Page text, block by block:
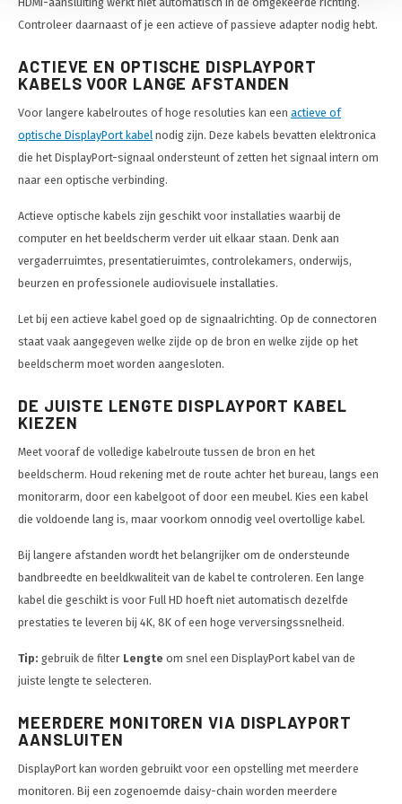
Controleer daarnaast of je een actieve of passieve adapter nodig hebt.
ACTIEVE EN OPTISCHE DISPLAYPORT
KABELS VOOR LANGE AFSTANDEN
Voor langere kabelroutes of hoge resoluties kan een actieve of
optische DisplayPort kabel nodig zijn. Deze kabels bevatten elektronica
die het DisplayPort-signaal ondersteunt of zetten het signaal intern om
naar een optische verbinding.
Actieve optische kabels zijn geschikt voor installaties waarbij de
computer en het beeldscherm verder uit elkaar staan. Denk aan
vergaderruimtes, presentatieruimtes, controlekamers, onderwijs,
beurzen en professionele audiovisuele installaties.
Let bij een actieve kabel goed op de signaalrichting. Op de connectoren
staat vaak aangegeven welke zijde op de bron en welke zijde op het
beeldscherm moet worden aangesloten.
DE JUISTE LENGTE DISPLAYPORT KABEL
KIEZEN
Meet vooraf de volledige kabelroute tussen de bron en het
beeldscherm. Houd rekening met de route achter het bureau, langs een
monitorarm, door een kabelgoot of door een meubel. Kies een kabel
die voldoende lang is, maar voorkom onnodig veel overtollige kabel.
Bij langere afstanden wordt het belangrijker om de ondersteunde
bandbreedte en beeldkwaliteit van de kabel te controleren. Een lange
kabel die geschikt is voor Full HD hoeft niet automatisch dezelfde
prestaties te leveren bij 4K, 8K of een hoge verversingssnelheid.
Tip: gebruik de filter Lengte om snel een DisplayPort kabel van de
juiste lengte te selecteren.
MEERDERE MONITOREN VIA DISPLAYPORT
AANSLUITEN
DisplayPort kan worden gebruikt voor een opstelling met meerdere
monitoren. Bij een zogenoemde daisy-chain worden meerdere